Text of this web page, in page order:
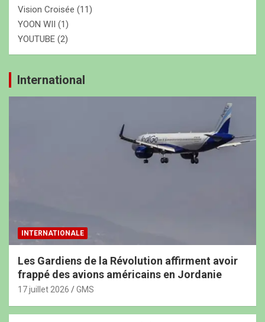
Vision Croisée (11)
YOON WII
(1)
YOUTUBE (2)
International
INTERNATIONALE
Les Gardiens de la Révolution affirment avoir
frappé des avions américains en Jordanie
17 juillet 2026 GMS